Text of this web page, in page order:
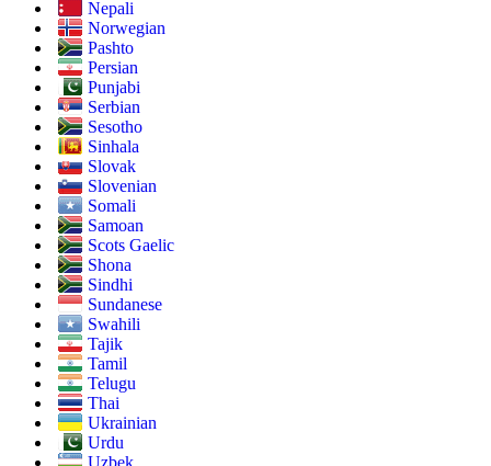
Nepali
Norwegian
Pashto
Persian
Punjabi
Serbian
Sesotho
Sinhala
Slovak
Slovenian
Somali
Samoan
Scots Gaelic
Shona
Sindhi
Sundanese
Swahili
Tajik
Tamil
Telugu
Thai
Ukrainian
Urdu
Uzbek